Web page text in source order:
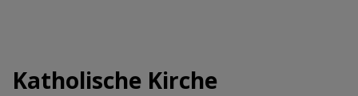
Katholische Kirche